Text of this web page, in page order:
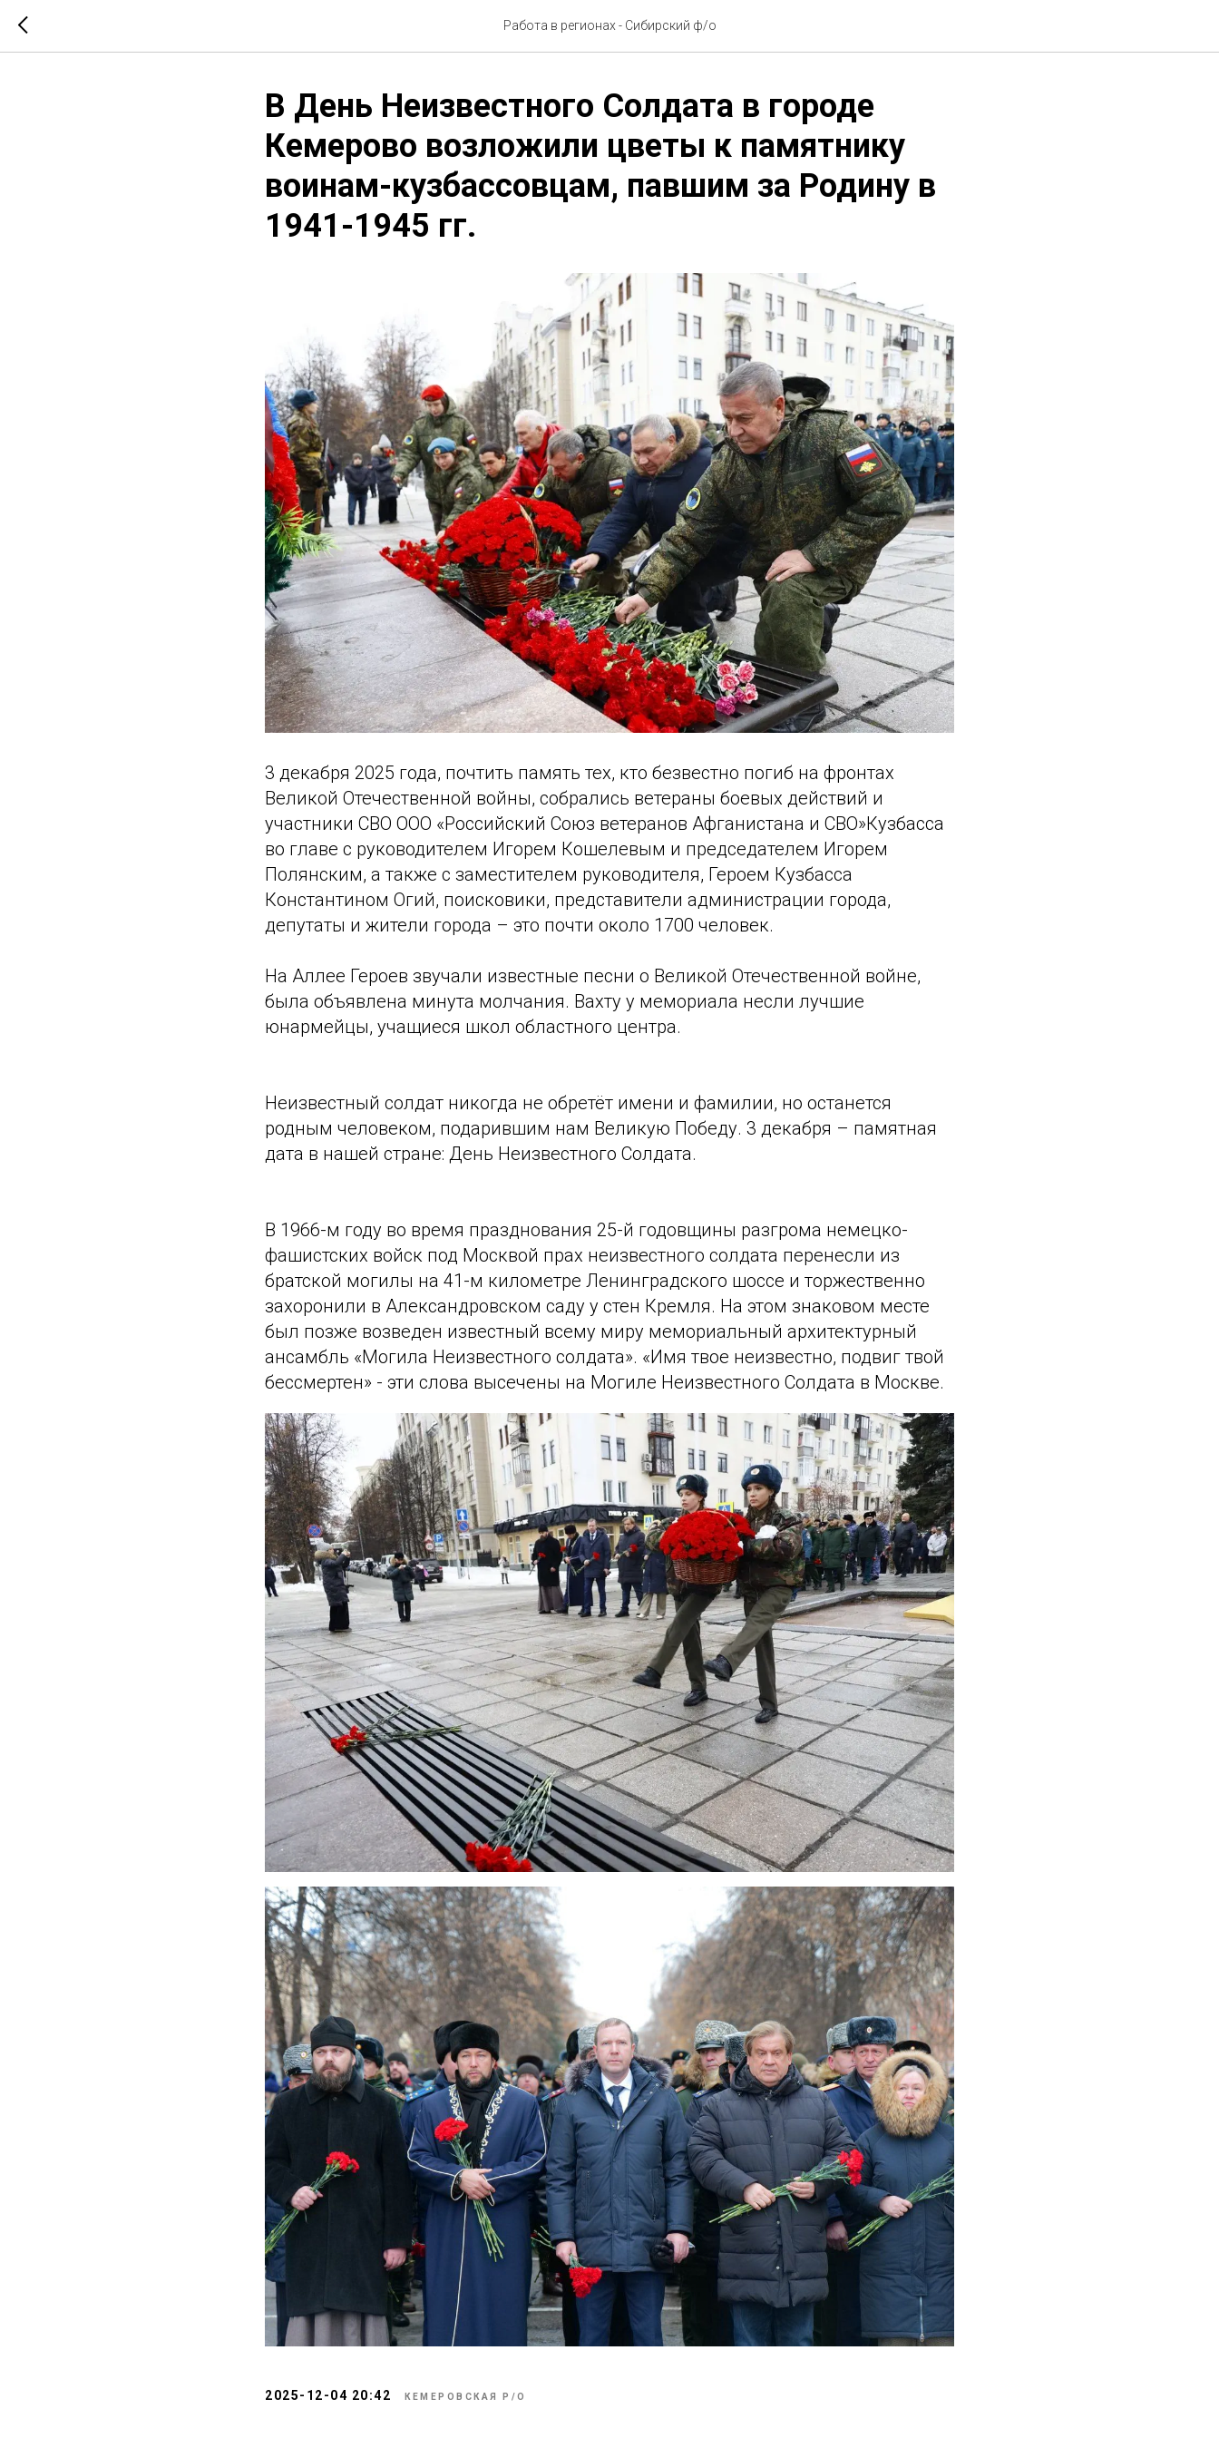
Работа в регионах - Сибирский ф/о
В День Неизвестного Солдата в городе
Кемерово возложили цветы к памятнику
воинам-кузбассовцам, павшим за Родину в
1941-1945 гг.
3 декабря 2025 года, почтить память тех, кто безвестно погиб на фронтах
Великой Отечественной войны, собрались ветераны боевых действий и
участники СВО ООО «Российский Союз ветеранов Афганистана и СВО»Кузбасса
во главе с руководителем Игорем Кошелевым и председателем Игорем
Полянским, а также с заместителем руководителя, Героем Кузбасса
Константином Огий, поисковики, представители администрации города,
депутаты и жители города – это почти около 1700 человек.
На Аллее Героев звучали известные песни о Великой Отечественной войне,
была объявлена минута молчания. Вахту у мемориала несли лучшие
юнармейцы, учащиеся школ областного центра.
Неизвестный солдат никогда не обретёт имени и фамилии, но останется
родным человеком, подарившим нам Великую Победу. 3 декабря – памятная
дата в нашей стране: День Неизвестного Солдата.
В 1966-м году во время празднования 25-й годовщины разгрома немецко-
фашистских войск под Москвой прах неизвестного солдата перенесли из
братской могилы на 41-м километре Ленинградского шоссе и торжественно
захоронили в Александровском саду у стен Кремля. На этом знаковом месте
был позже возведен известный всему миру мемориальный архитектурный
ансамбль «Могила Неизвестного солдата». «Имя твое неизвестно, подвиг твой
бессмертен» - эти слова высечены на Могиле Неизвестного Солдата в Москве.
2025-12-04 20:42 КЕМЕРОВСКАЯ P/O